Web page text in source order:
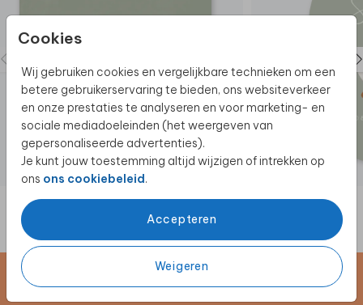
Cookies
Wij gebruiken cookies en vergelijkbare technieken om een
betere gebruikerservaring te bieden, ons websiteverkeer
en onze prestaties te analyseren en voor marketing- en
sociale mediadoeleinden (het weergeven van
gepersonaliseerde advertenties).
Je kunt jouw toestemming altijd wijzigen of intrekken op
ons ons cookiebeleid.
Accepteren
Weigeren
Schrijf je in voor de nieuwsbrief